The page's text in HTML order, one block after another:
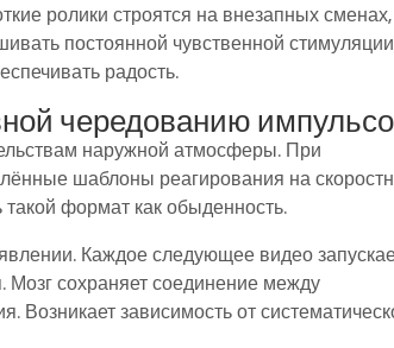
ролики строятся на внезапных сменах,
постоянной чувственной
радость.
чередованию
наружной атмосферы. При
шаблоны реагирования на
формат как обыденность.
Каждое следующее видео
Мозг сохраняет соединение между
Возникает зависимость от